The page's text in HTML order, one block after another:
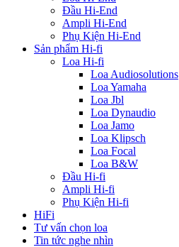
Đầu Hi-End
Ampli Hi-End
Phụ Kiện Hi-End
Sản phẩm Hi-fi
Loa Hi-fi
Loa Audiosolutions
Loa Yamaha
Loa Jbl
Loa Dynaudio
Loa Jamo
Loa Klipsch
Loa Focal
Loa B&W
Đầu Hi-fi
Ampli Hi-fi
Phụ Kiện Hi-fi
HiFi
Tư vấn chọn loa
Tin tức nghe nhìn